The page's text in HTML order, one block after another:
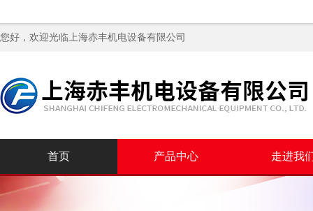
您好，欢迎光临上海赤丰机电设备有限公司
首页 产品中心 走进我